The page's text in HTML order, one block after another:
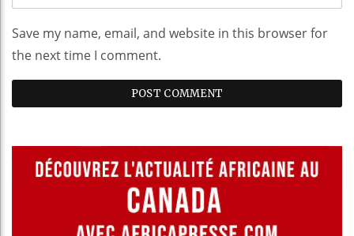
Save my name, email, and website in this browser for
the next time I comment.